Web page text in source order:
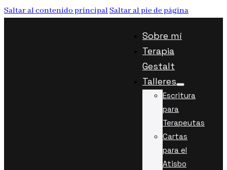
Saltar al contenido principalSaltar al pie de página
Sobre mí
Terapia
Gestalt
Talleres
Escritura
para
Terapeutas
Cartas
para el
Atisbo